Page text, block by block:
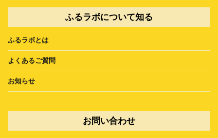
ふるラボについて知る
ふるラボとは
よくあるご質問
お知らせ
お問い合わせ